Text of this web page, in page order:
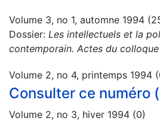
Volume 3, no 1, automne 1994
Dossier: Les intellectuels et la
contemporain. Actes du
Volume 2, no 4, printemps 1994
Consulter ce numéro
Volume 2, no 3, hiver 1994 (0)